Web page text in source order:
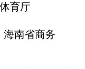
育厅
海南省商务